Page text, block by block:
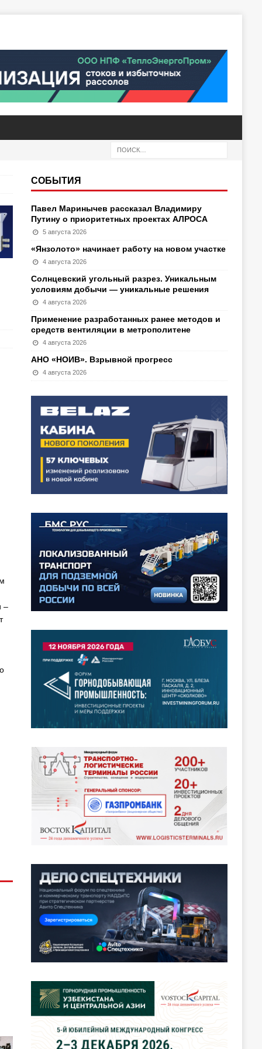
–
СОБЫТИЯ
Павел Маринычев рассказал Владимиру
Путину о приоритетных проектах АЛРОСА
5 августа 2026
«Янзолото» начинает работу на новом участке
4 августа 2026
Солнцевский угольный разрез. Уникальным
условиям добычи — уникальные решения
4 августа 2026
Применение разработанных ранее методов и
средств вентиляции в метрополитене
4 августа 2026
АНО «НОИВ». Взрывной прогресс
4 августа 2026